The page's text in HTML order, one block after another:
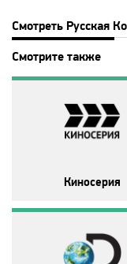
Bollywood
Boomerang
Bridge TV
Discovery
Смотреть Русская
Смотрите также
Киносерия